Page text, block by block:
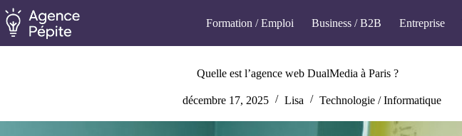
Passer
au
contenu
Formation / Emploi Business / B2B Entreprise
Quelle est l’agence web DualMedia à Paris ?
décembre 17, 2025 Lisa Technologie / Informatique